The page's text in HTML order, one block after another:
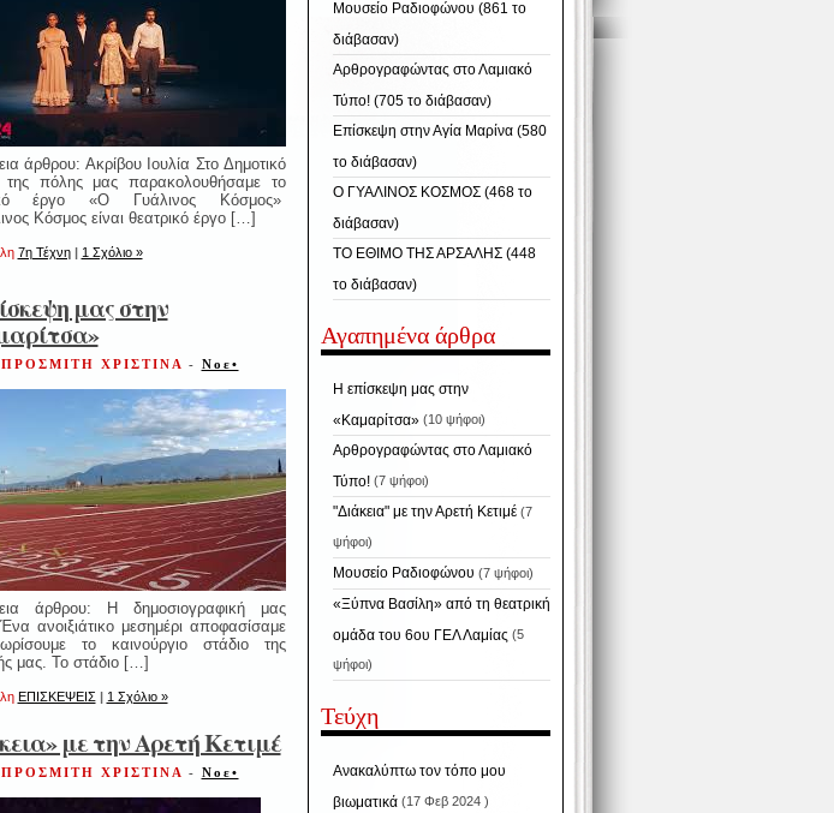
άρθρου: Ακρίβου Ιουλία Στο Δημοτικό
της πόλης μας παρακολουθήσαμε το
έργο «Ο Γυάλινος Κόσμος»
Κόσμος είναι θεατρικό έργο […]
7η Τέχνη | 1 Σχόλιο »
μας στην
ΧΡΙΣΤΙΝΑ - Νοε•
άρθρου: Η δημοσιογραφική μας
ανοιξιάτικο μεσημέρι αποφασίσαμε
το καινούργιο στάδιο της
μας. Το στάδιο […]
ΕΠΙΣΚΕΨΕΙΣ | 1 Σχόλιο »
με την Αρετή Κετιμέ
ΧΡΙΣΤΙΝΑ - Νοε•
Μουσείο Ραδιοφώνου (861 το
διάβασαν)
Αρθρογραφώντας στο Λαμιακό
Τύπο! (705 το διάβασαν)
Επίσκεψη στην Αγία Μαρίνα (580
το διάβασαν)
Ο ΓΥΑΛΙΝΟΣ ΚΟΣΜΟΣ (468 το
διάβασαν)
ΤΟ ΕΘΙΜΟ ΤΗΣ ΑΡΣΑΛΗΣ (448
το διάβασαν)
Αγαπημένα άρθρα
Η επίσκεψη μας στην
«Καμαρίτσα» (10 ψήφοι)
Αρθρογραφώντας στο Λαμιακό
Τύπο! (7 ψήφοι)
"Διάκεια" με την Αρετή Κετιμέ (7
ψήφοι)
Μουσείο Ραδιοφώνου (7 ψήφοι)
«Ξύπνα Βασίλη» από τη θεατρική
ομάδα του 6ου ΓΕΛ Λαμίας (5
ψήφοι)
Τεύχη
Ανακαλύπτω τον τόπο μου
βιωματικά(17 Φεβ 2024 )